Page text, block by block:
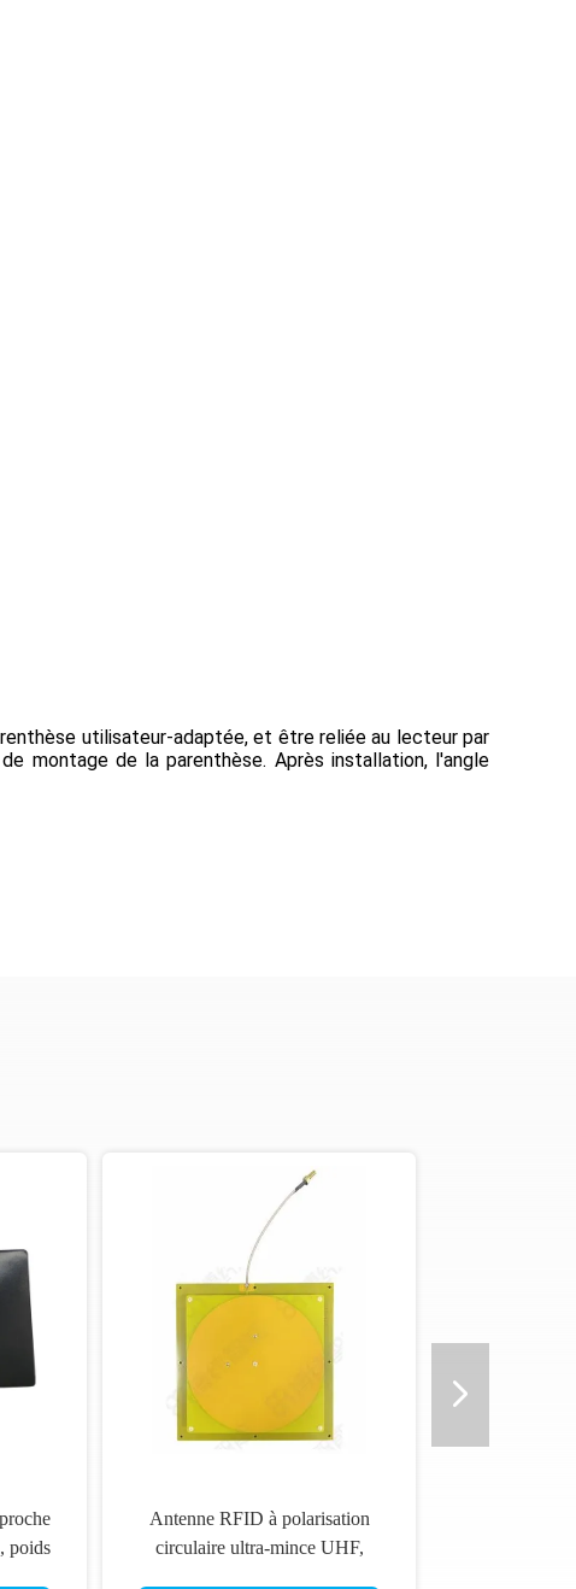
utilisateur-adaptée, et être reliée au lecteur par
montage de la parenthèse. Après installation, l'angle
poids
Antenne RFID à polarisation
circulaire ultra-mince UHF,